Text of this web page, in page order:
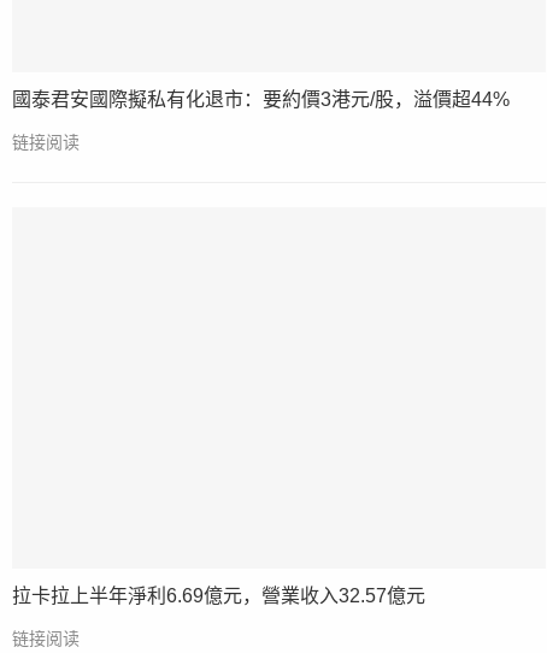
國泰君安國際擬私有化退市：要約價3港元/股，溢價超44%
链接阅读
拉卡拉上半年淨利6.69億元，營業收入32.57億元
链接阅读